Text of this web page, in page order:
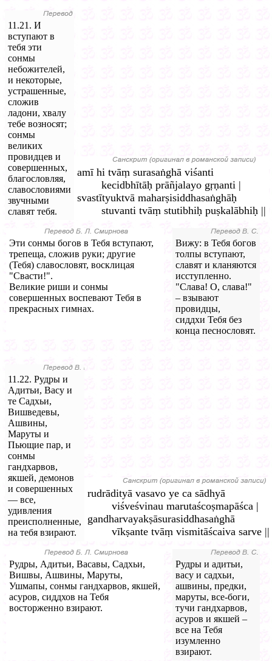
11.21. И
вступают в
тебя эти
сонмы
небожителей,
и некоторые,
устрашенные,
сложив
ладони, хвалу
тебе возносят;
сонмы
великих
провидцев и
совершенных,
благословляя,
славословиями
звучными
славят тебя.
amī hi tvāṃ surasaṅghā viśanti
kecidbhītāḥ prāñjalayo gṛṇanti |
svastītyuktvā maharṣisiddhasaṅghāḥ
stuvanti tvāṃ stutibhiḥ puṣkalābhiḥ ||
Эти сонмы богов в Тебя вступают,
трепеща, сложив руки; другие
(Тебя) славословят, восклицая
"Свасти!".
Великие риши и сонмы
совершенных воспевают Тебя в
прекрасных гимнах.
Вижу: в Тебя богов
толпы вступают,
славят и кланяются
исступленно.
"Слава! О, слава!"
– взывают
провидцы,
сиддхи Тебя без
конца песнословят.
11.22. Рудры и
Адитьи, Васу и
те Садхьи,
Вишведевы,
Ашвины,
Маруты и
Пьющие пар, и
сонмы
гандхарвов,
якшей, демонов
и совершенных
— все,
удивления
преисполненные,
на тебя взирают.
rudrādityā vasavo ye ca sādhyā
viśveśvinau marutaścoṣmapāśca |
gandharvayakṣāsurasiddhasaṅghā
vīkṣante tvāṃ vismitāścaiva sarve ||
Рудры, Адитьи, Васавы, Садхьи,
Вишвы, Ашвины, Маруты,
Ушмапы, сонмы гандхарвов, якшей,
асуров, сиддхов на Тебя
восторженно взирают.
Рудры и адитьи,
васу и садхьи,
ашвины, предки,
маруты, все-боги,
тучи гандхарвов,
асуров и якшей –
все на Тебя
изумленно
взирают.